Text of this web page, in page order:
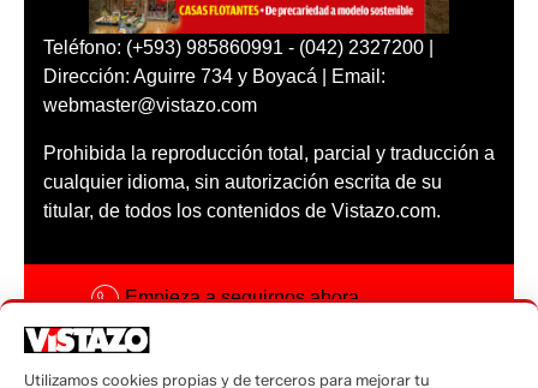
Teléfono: (+593) 985860991 - (042) 2327200 |
Dirección: Aguirre 734 y Boyacá | Email:
webmaster@vistazo.com
Prohibida la reproducción total, parcial y traducción a
cualquier idioma, sin autorización escrita de su
titular, de todos los contenidos de Vistazo.com.
Empieza a seguirnos ahora
Código ética
Utilizamos cookies propias y de terceros para mejorar tu